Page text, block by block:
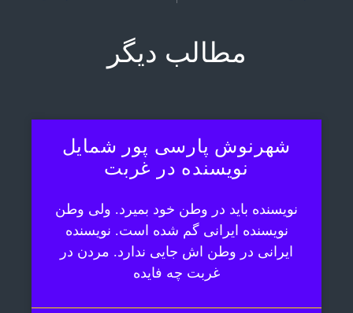
مطالب دیگر
شهرنوش پارسی پور شمایل
نویسنده در غربت
نویسنده باید در وطن خود بمیرد. ولی وطن
نویسنده ایرانی گم شده است. نویسنده
ایرانی در وطن اش جایی ندارد. مردن در
غربت چه فایده